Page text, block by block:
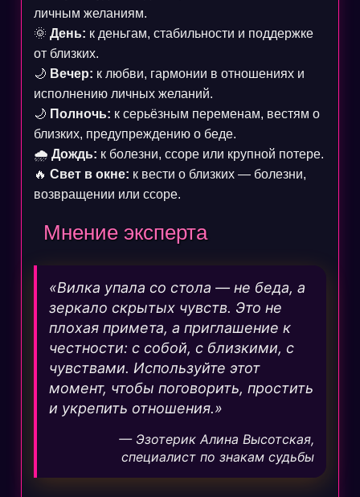
личным желаниям.
🌞 День: к деньгам, стабильности и поддержке
от близких.
🌙 Вечер: к любви, гармонии в отношениях и
исполнению личных желаний.
🌙 Полночь: к серьёзным переменам, вестям о
близких, предупреждению о беде.
🌧️ Дождь: к болезни, ссоре или крупной потере.
🔥 Свет в окне: к вести о близких — болезни,
возвращении или ссоре.
Мнение эксперта
«Вилка упала со стола — не беда, а
зеркало скрытых чувств. Это не
плохая примета, а приглашение к
честности: с собой, с близкими, с
чувствами. Используйте этот
момент, чтобы поговорить, простить
и укрепить отношения.»
— Эзотерик Алина Высотская,
специалист по знакам судьбы